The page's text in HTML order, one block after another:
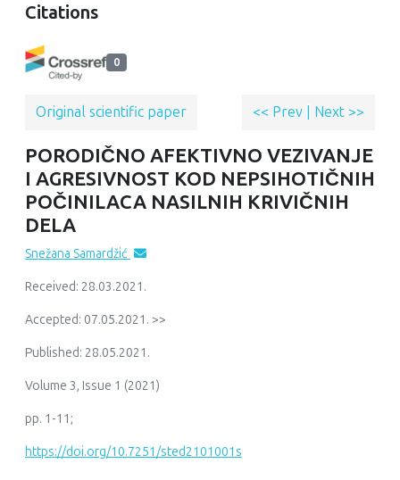
Citations
0
Original scientific paper << Prev Next >>
PORODIČNO AFEKTIVNO VEZIVANJE
I AGRESIVNOST KOD NEPSIHOTIČNIH
POČINILACA NASILNIH KRIVIČNIH
DELA
Snežana Samardžić
Received: 28.03.2021.
Accepted: 07.05.2021. >>
Published: 28.05.2021.
Volume 3, Issue 1 (2021)
pp. 1-11;
https://doi.org/10.7251/sted2101001s